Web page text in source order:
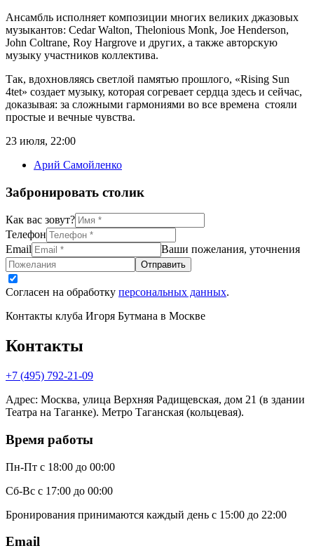
Ансамбль исполняет композиции многих великих джазовых
музыкантов: Cedar Walton, Thelonious Monk, Joe Henderson,
John Coltrane, Roy Hargrove и других, а также авторскую
музыку участников коллектива.
Так, вдохновляясь светлой памятью прошлого, «Rising Sun
4tet» создает музыку, которая согревает сердца здесь и сейчас,
доказывая: за сложными гармониями во все времена стояли
простые и вечные чувства.
23 июля, 22:00
Арий Самойленко
Забронировать столик
Как вас зовут?
Телефон
Email
Ваши пожелания, уточнения
Отправить
Согласен на обработку персональных данных.
Контакты клуба Игоря Бутмана в Москве
Контакты
+7 (495) 792-21-09
Адрес: Москва, улица Верхняя Радищевская, дом 21 (в здании
Театра на Таганке). Метро Таганская (кольцевая).
Время работы
Пн-Пт с 18:00 до 00:00
Сб-Вс с 17:00 до 00:00
Бронирования принимаются каждый день с 15:00 до 22:00
Email